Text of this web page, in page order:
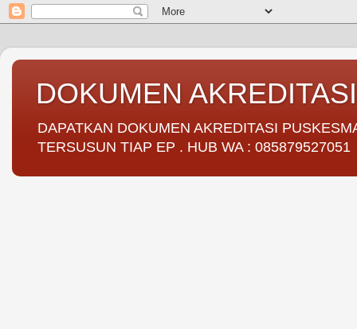
DOKUMEN
DAPATKAN DOKUMEN AKREDITASI
TERSUSUN TIAP EP . HUB WA : 085879527051